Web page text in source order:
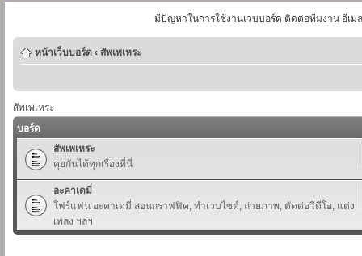
มีปัญหาในการใช้งานเวบบอร์ด ติดต่อทีมงาน อีเม
หน้าเว็บบอร์ด ‹ สัพเพเหระ
สัพเพเหระ
บอร์ด
สัพเพเหระ
คุยกันได้ทุกเรื่องที่นี่
อะคาเดมี่
โฟร์แฟน อะคาเดมี่ สอนกราฟฟิค, ทำเวบไซต์, ถ่ายภาพ, ตัดต่อวีดีโอ, แต่ง
เพลง ฯลฯ